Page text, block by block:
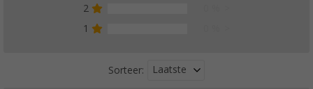
2
1
Sorteer: Laatste